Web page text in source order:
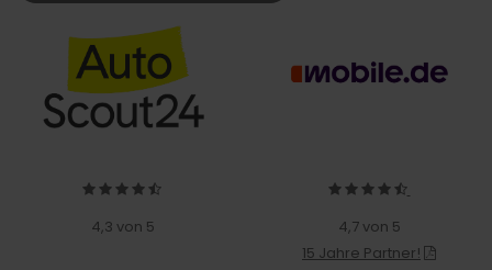
4,3 von 5
4,7 von 5
15 Jahre Partner!